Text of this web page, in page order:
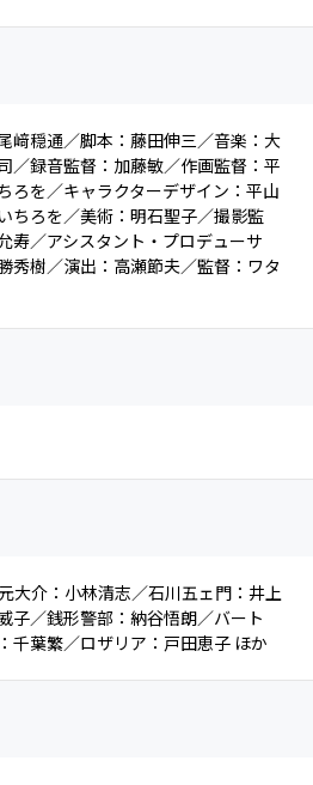
﨑穏通／脚本：藤田伸三／音楽：大
／録音監督：加藤敏／作画監督：平
ろを／キャラクターデザイン：平山
ちろを／美術：明石聖子／撮影監
寿／アシスタント・プロデューサ
秀樹／演出：高瀬節夫／監督：ワタ
大介：小林清志／石川五ェ門：井上
子／銭形警部：納谷悟朗／バート
千葉繁／ロザリア：戸田恵子 ほか